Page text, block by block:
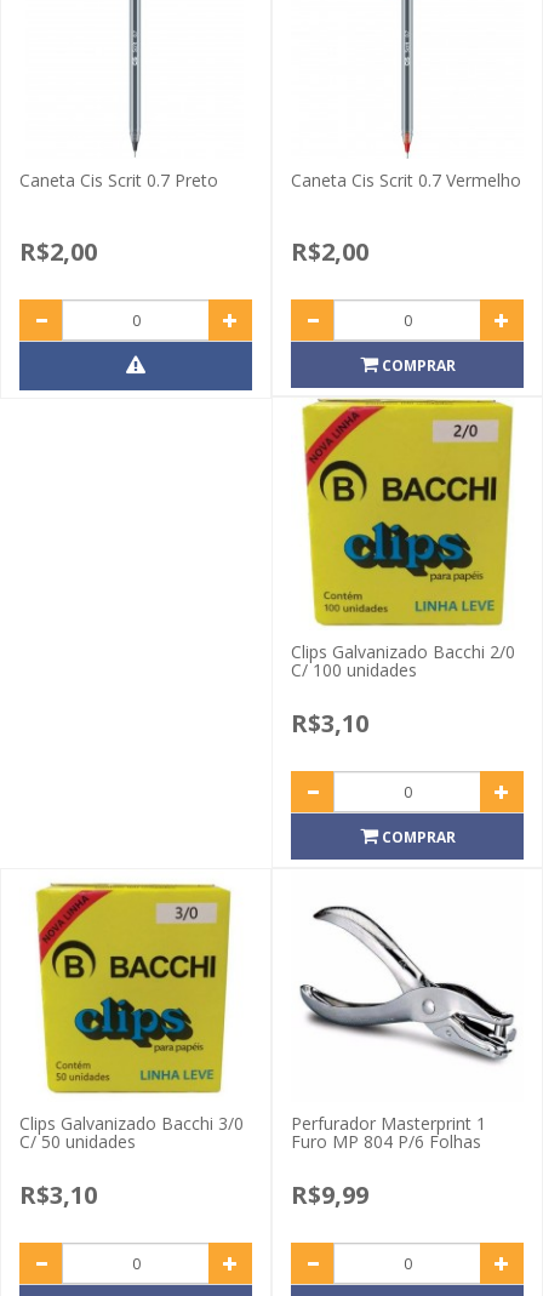
Caneta Cis Scrit 0.7 Preto
R$2,00
Caneta Cis Scrit 0.7 Vermelho
R$2,00
COMPRAR
Clips Galvanizado Bacchi 2/0
C/ 100 unidades
R$3,10
COMPRAR
Clips Galvanizado Bacchi 3/0
C/ 50 unidades
R$3,10
Perfurador Masterprint 1
Furo MP 804 P/6 Folhas
R$9,99